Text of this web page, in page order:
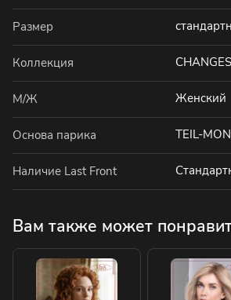
Размер
Коллекция CHANGES
М/Ж Женский
Основа парика TEIL-
Наличие Last Front
Вам также может